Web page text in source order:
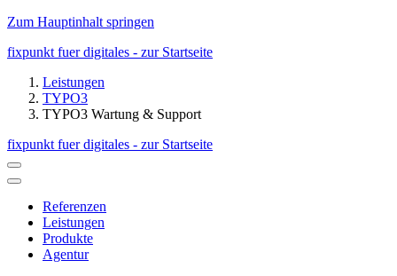
Zum Hauptinhalt springen
fixpunkt fuer digitales - zur Startseite
Leistungen
TYPO3
TYPO3 Wartung & Support
fixpunkt fuer digitales - zur Startseite
Referenzen
Leistungen
Produkte
Agentur